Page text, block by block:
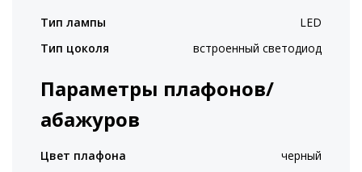
Тип лампы
LED
Тип цоколя
встроенный светодиод
Параметры плафонов/
абажуров
Цвет плафона черный